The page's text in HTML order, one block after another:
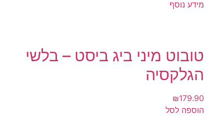
מידע נוסף
טובוט מיני ביג ביסט – בלשי
הגלקסיה
₪179.90
הוספה לסל